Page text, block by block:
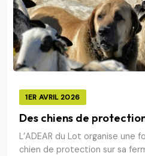
1ER AVRIL 2026
Des chiens de
L’ADEAR du Lot organise une
chien de protection sur sa